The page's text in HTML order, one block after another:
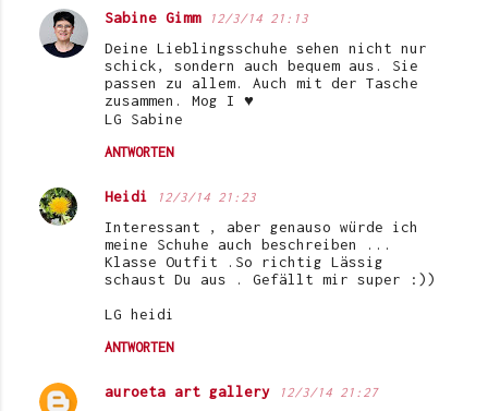
Sabine Gimm 12/3/14 21:13
Deine Lieblingsschuhe sehen nicht nur
schick, sondern auch bequem aus. Sie
passen zu allem. Auch mit der Tasche
zusammen. Mog I ♥
LG Sabine
ANTWORTEN
Heidi 12/3/14 21:23
Interessant , aber genauso würde ich
meine Schuhe auch beschreiben ...
Klasse Outfit .So richtig Lässig
schaust Du aus . Gefällt mir super :))
LG heidi
ANTWORTEN
auroeta art gallery 12/3/14 21:27